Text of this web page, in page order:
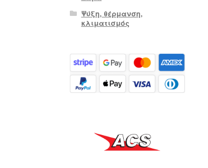
Ψύξη, θέρμανση,
κλιματισμός